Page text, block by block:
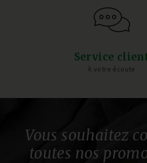
Service
À votre écoute
Vous souhaitez
toutes nos